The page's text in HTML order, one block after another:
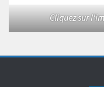
Cliquez sur